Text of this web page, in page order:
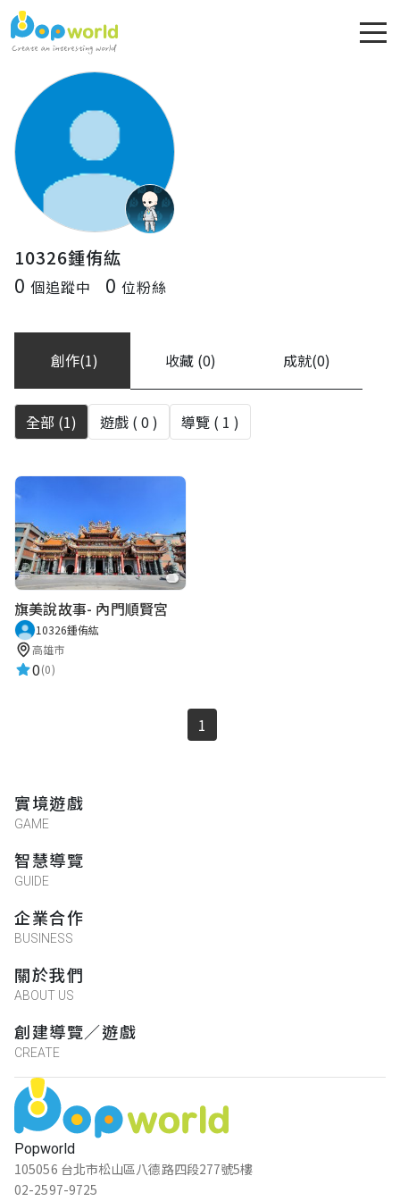
10326鍾侑紘
0 個追蹤中 0 位粉絲
創作(1) 收藏 (0) 成就(0)
全部 (1) 遊戲 ( 0) 導覽 ( 1 )
旗美說故事- 內門順賢宮
10326鍾侑紘
高雄市
0(0)
1
Popworld
105056 台北市松山區八德路四段277號5樓
02-2597-9725
實境遊戲
GAME
智慧導覽
GUIDE
企業合作
BUSINESS
關於我們
ABOUT US
創建導覽／遊戲
CREATE